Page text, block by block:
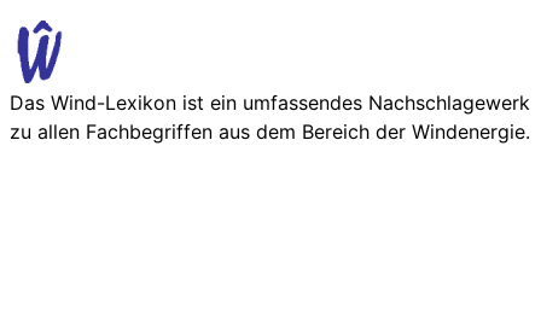
Das Wind-Lexikon ist ein umfassendes Nachschlage­werk
zu allen Fachbegriffen aus dem Bereich der Wind­energie.